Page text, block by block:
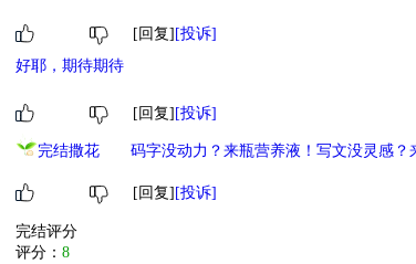
[回复] [投诉]
好耶，期待期待
[回复] [投诉]
完结撒花 码字没动力？来瓶营养液！写文没灵感
[回复] [投诉]
完结评分
评分： 8